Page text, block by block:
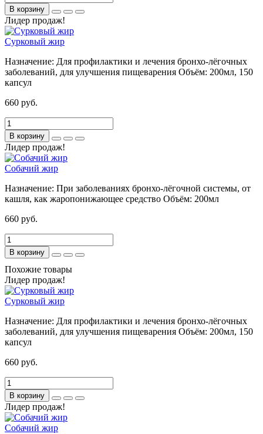
В корзину
Лидер продаж!
Сурковый жир
Назначение: Для профилактики и лечения бронхо-лёгочных
заболеваний, для улучшения пищеварения Объём: 200мл, 150
капсул
660 руб.
В корзину
Лидер продаж!
Собачий жир
Назначение: При заболеваниях бронхо-лёгочной системы, от
кашля, как жаропонижающее средство Объём: 200мл
660 руб.
В корзину
Похожие товары
Лидер продаж!
Сурковый жир
Назначение: Для профилактики и лечения бронхо-лёгочных
заболеваний, для улучшения пищеварения Объём: 200мл, 150
капсул
660 руб.
В корзину
Лидер продаж!
Собачий жир